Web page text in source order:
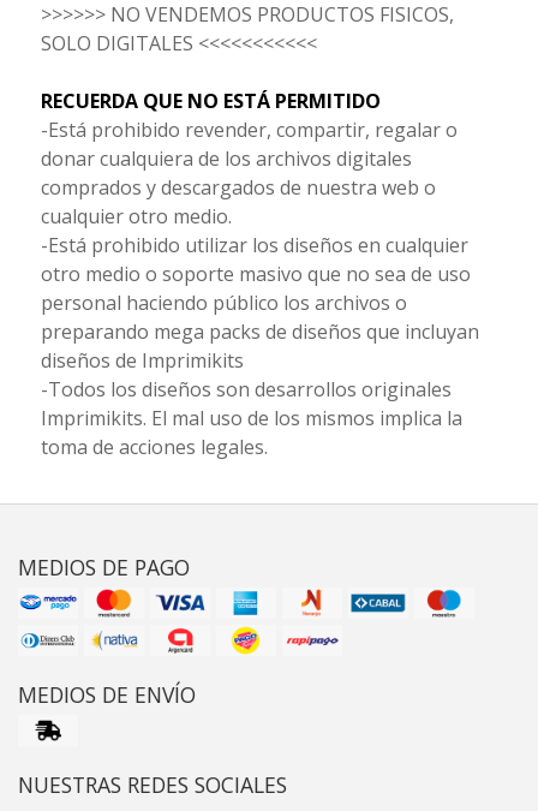
>>>>>> NO VENDEMOS PRODUCTOS FISICOS,
SOLO DIGITALES <<<<<<<<<<<
RECUERDA QUE NO ESTÁ PERMITIDO
-Está prohibido revender, compartir, regalar o
donar cualquiera de los archivos digitales
comprados y descargados de nuestra web o
cualquier otro medio.
-Está prohibido utilizar los diseños en cualquier
otro medio o soporte masivo que no sea de uso
personal haciendo público los archivos o
preparando mega packs de diseños que incluyan
diseños de Imprimikits
-Todos los diseños son desarrollos originales
Imprimikits. El mal uso de los mismos implica la
toma de acciones legales.
MEDIOS DE PAGO
MEDIOS DE ENVÍO
NUESTRAS REDES SOCIALES